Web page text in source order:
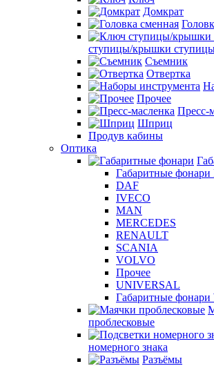
Домкрат
ступицы/крышки
Съемник
Отвертка
Прочее
Пресс-
Шприц
Продув кабины
Оптика
Габаритные
DAF
IVECO
MAN
MERCEDES
RENAULT
SCANIA
VOLVO
Прочее
UNIVERSAL
Габаритные фонари
проблесковые
номерного знака
Разъёмы